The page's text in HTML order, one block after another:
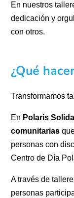
En nuestros
dedicación y
con otros.
¿Qué
Transformamos
En Polaris
comunitarias
personas con
Centro de Día
A través de
personas